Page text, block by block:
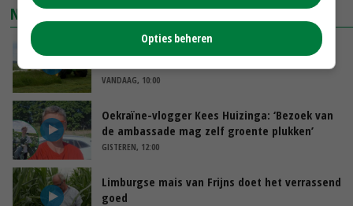
NIEUWSTE VIDEO'S
POAH!: John Deere 7730
VANDAAG, 10:00
Oekraïne-vlogger Kees Huizinga: ‘Bezoek van
de ambassade mag zelf groente plukken’
GISTEREN, 12:00
Limburgse mais van Frijns doet het verrassend
goed
Opties beheren